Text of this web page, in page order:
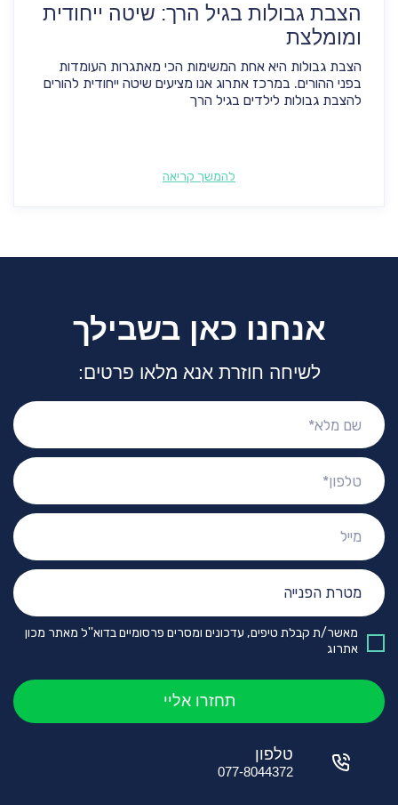
הצבת גבולות בגיל הרך: שיטה ייחודית
ומומלצת
הצבת גבולות היא אחת המשימות הכי מאתגרות העומדות
בפני ההורים. במרכז אתרוג אנו מציעים שיטה ייחודית להורים
להצבת גבולות לילדים בגיל הרך
להמשך קריאה
אנחנו כאן בשבילך
לשיחה חוזרת אנא מלאו פרטים:
שם
מלא:
טלפון:
מייל:
מטרת
הפנייה:
מאשר/ת קבלת טיפים, עדכונים ומסרים פרסומיים בדוא''ל מאתר מכון
אתרוג
טלפון
077-8044372